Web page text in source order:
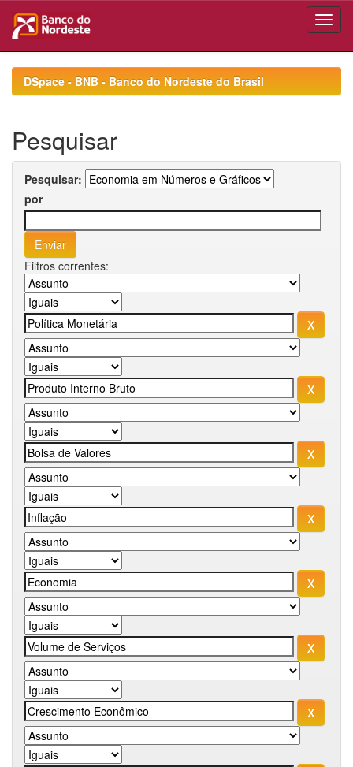
navigationDSpace - BNB - Banco do Nordeste do Brasil
Pesquisar
Pesquisar:
por
Filtros correntes: